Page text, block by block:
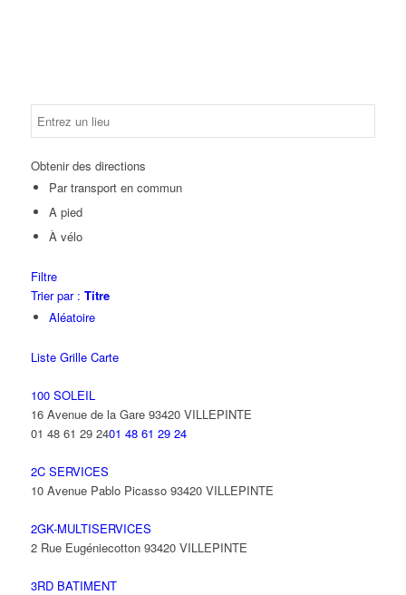
Obtenir des directions
Par transport en commun
A pied
À vélo
Filtre
Trier par : Titre
Aléatoire
Liste Grille Carte
100 SOLEIL
16 Avenue de la Gare 93420 VILLEPINTE
01 48 61 29 2401 48 61 29 24
2C SERVICES
10 Avenue Pablo Picasso 93420 VILLEPINTE
2GK-MULTISERVICES
2 Rue Eugéniecotton 93420 VILLEPINTE
3RD BATIMENT